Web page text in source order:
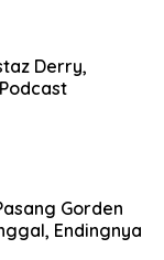
Derry,
Gorden
Endingnya